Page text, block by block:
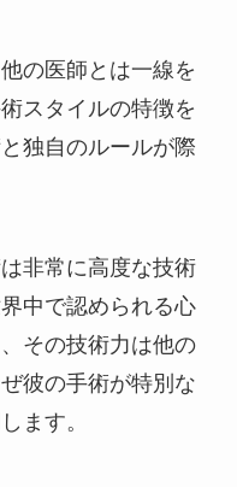
の医師とは一線を
スタイルの特徴を
独自のルールが際
非常に高度な技術
中で認められる心
その技術力は他の
彼の手術が特別な
ます。